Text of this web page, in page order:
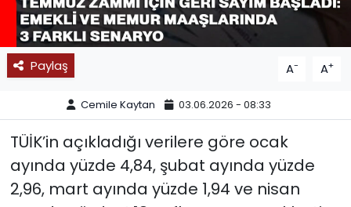
Paylaş A- A+
Cemile Kaytan 03.06.2026 - 08:33
TÜİK’in açıkladığı verilere göre ocak
ayında yüzde 4,84, şubat ayında yüzde
2,96, mart ayında yüzde 1,94 ve nisan